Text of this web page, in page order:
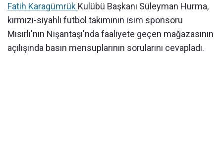
Fatih Karagümrük Kulübü Başkanı Süleyman Hurma,
kırmızı-siyahlı futbol takımının isim sponsoru
Mısırlı'nın Nişantaşı'nda faaliyete geçen mağazasının
açılışında basın mensuplarının sorularını cevapladı.